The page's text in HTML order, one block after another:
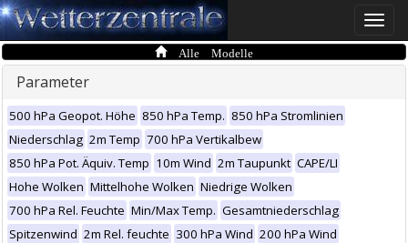
Toggle
Alle Modelle
Parameter
500 hPa Geopot. Höhe 850 hPa Temp. 850 hPa Stromlinien
Niederschlag 2m Temp 700 hPa Vertikalbew
850 hPa Pot. Äquiv. Temp 10m Wind 2m Taupunkt CAPE/LI
Hohe Wolken Mittelhohe Wolken Niedrige Wolken
700 hPa Rel. Feuchte Min/Max Temp. Gesamtniederschlag
Spitzenwind 2m Rel. feuchte 300 hPa Wind 200 hPa Wind